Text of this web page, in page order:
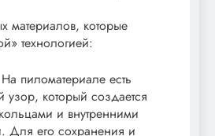
материалов, которые
технологией:
пиломатериале есть
узор, который создается
и внутренними
Для его сохранения и